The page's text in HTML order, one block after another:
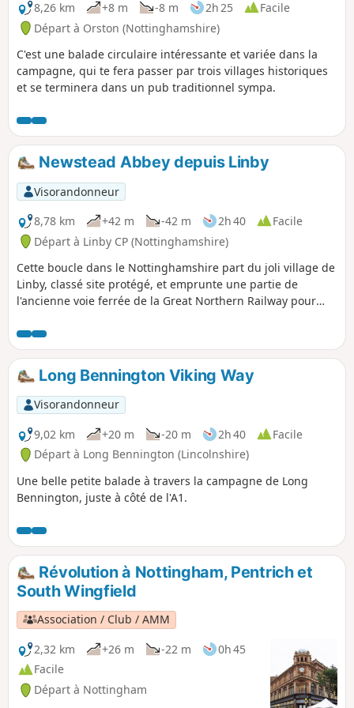
8,26 km
+8 m -8 m 2h 25
Facile
Départ à Orston (Nottinghamshire)
C'est une balade circulaire intéressante et variée dans la
campagne, qui te fera passer par trois villages historiques
et se terminera dans un pub traditionnel sympa.
Newstead Abbey depuis Linby
Visorandonneur
8,78 km
+42 m -42 m 2h 40
Facile
Départ à Linby CP (Nottinghamshire)
Cette boucle dans le Nottinghamshire part du joli village de
Linby, classé site protégé, et emprunte une partie de
l'ancienne voie ferrée de la Great Northern Railway pour
augustinien construit par Henri II en 1170. Le retour à Linby
se fait par Abbey Woods et le village de Papplewick.
Long Bennington Viking Way
Visorandonneur
9,02 km
+20 m -20 m 2h 40
Facile
Départ à Long Bennington (Lincolnshire)
Une belle petite balade à travers la campagne de Long
Bennington, juste à côté de l'A1.
Révolution à Nottingham, Pentrich et
South Wingfield
Association / Club / AMM
2,32 km
+26 m -22 m
0h 45
Facile
Départ à Nottingham